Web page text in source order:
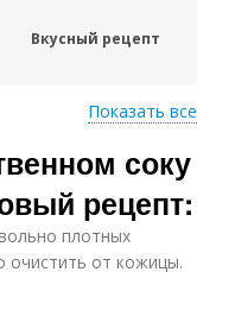
Вкусный рецепт
Вкусные рецепты
Показать все
соку
рецепт:
плотных
очистить от кожицы.